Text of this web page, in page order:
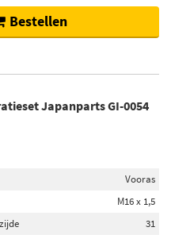
Bestellen
Japanparts GI-0054
Vooras
M16 x 1,5
31